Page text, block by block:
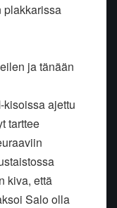
plakkarissa
ja tänään
ajettu
tarttee
kiva, että
Salo olla